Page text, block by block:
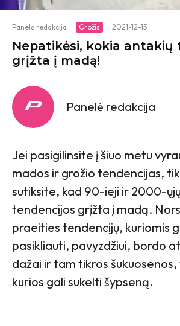
Panelė redakcija · Grožis · 2021-12-15
Nepatikėsi, kokia antakių
grįžta į madą!
Panelė redakcija
Jei pasigilinsite į šiuo metu
mados ir grožio tendencijas,
sutiksite, kad 90-ieji ir 2000-
tendencijos grįžta į madą.
praeities tendencijų, kuriomis
pasikliauti, pavyzdžiui, bordo
dažai ir tam tikros
kurios gali sukelti šypseną.